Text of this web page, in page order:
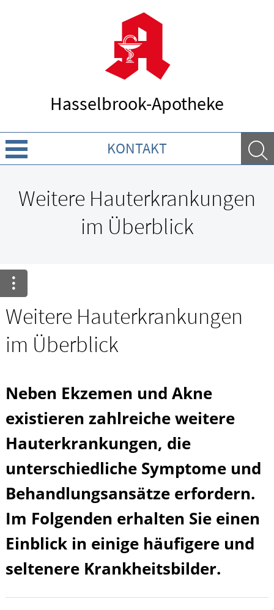
Hasselbrook-Apotheke
KONTAKT
Krankheiten & Therapie
GESUND IM ALTER
HOMÖOPATHIE
Weitere Hauterkrankungen
im Überblick
Weitere Hauterkrankungen
im Überblick
Neben Ekzemen und Akne
existieren zahlreiche weitere
Hauterkrankungen, die
unterschiedliche Symptome und
Behandlungsansätze erfordern.
Im Folgenden erhalten Sie einen
Einblick in einige häufigere und
seltenere Krankheitsbilder.